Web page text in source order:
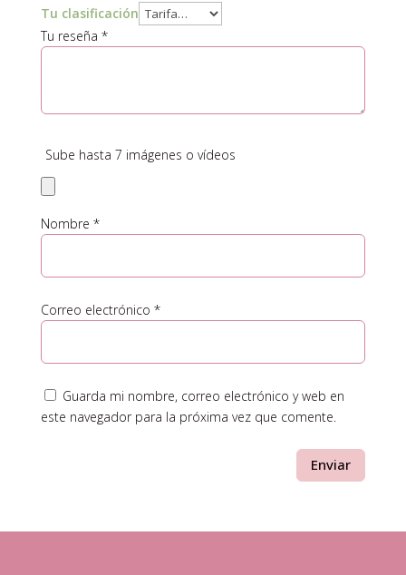
Tu clasificación
Tu reseña *
Sube hasta 7 imágenes o vídeos
Nombre *
Correo electrónico *
Guarda mi nombre, correo electrónico y web en
este navegador para la próxima vez que comente.
Enviar